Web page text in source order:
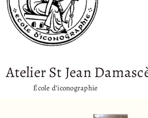
Atelier St Jean
École d’iconographie